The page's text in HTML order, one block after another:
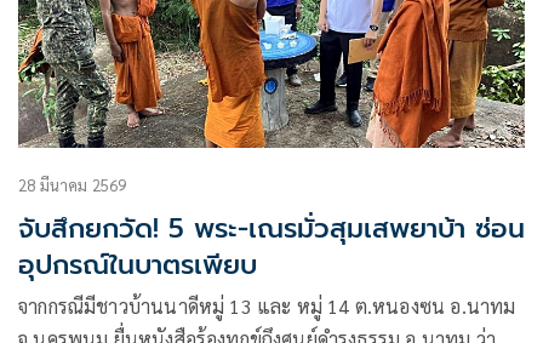
28 มีนาคม 2569
จับสึกยกวัด! 5 พระ-เณรมั่วสุมเสพยาบ้า ซ่อน
อุปกรณ์ในบาตรเพียบ
จากกรณีมีชาวบ้านนาดีหมู่ 13 และ หมู่ 14 ต.หนองซน อ.นาทม